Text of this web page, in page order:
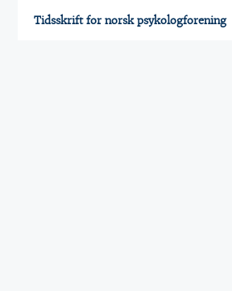
Tidsskrift for norsk psykologforening